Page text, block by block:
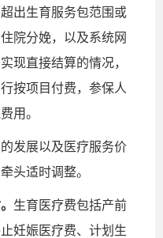
出生育服务包范围或
院分娩，以及系统网
现直接结算的情况，
按项目付费，参保人
用。
发展以及医疗服务价
头适时调整。
生育医疗费包括产前
妊娠医疗费、计划生